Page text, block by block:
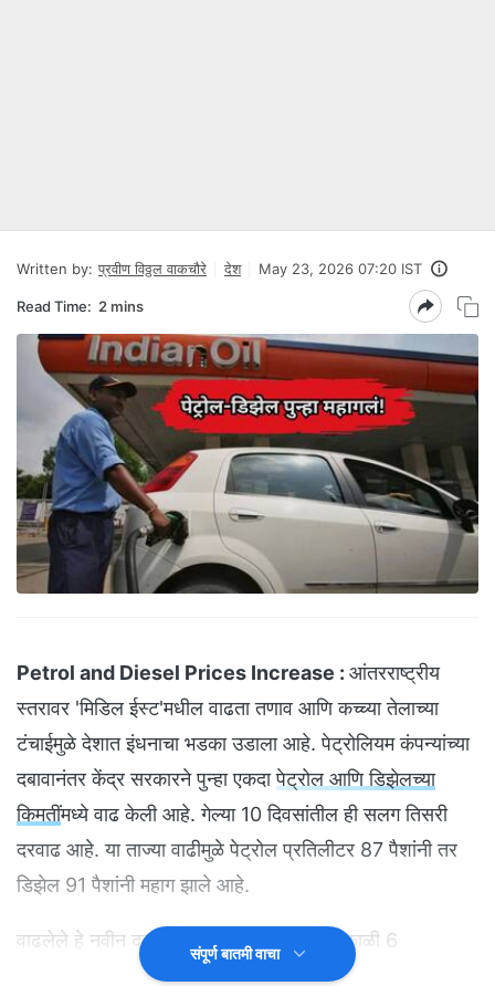
Written by: प्रवीण विठ्ठल वाकचौरे देश May 23, 2026 07:20 IST
Read Time: 2 mins
Petrol and Diesel Prices Increase : आंतरराष्ट्रीय
स्तरावर 'मिडिल ईस्ट'मधील वाढता तणाव आणि कच्च्या तेलाच्या
टंचाईमुळे देशात इंधनाचा भडका उडाला आहे. पेट्रोलियम कंपन्यांच्या
दबावानंतर केंद्र सरकारने पुन्हा एकदापेट्रोल आणि डिझेलच्या
किमतींमध्ये वाढ केली आहे. गेल्या 10 दिवसांतील ही सलग तिसरी
दरवाढ आहे. या ताज्या वाढीमुळे पेट्रोल प्रतिलीटर 87 पैशांनी तर
डिझेल 91 पैशांनी महाग झाले आहे.
वाढलेले हे नवीन दर आज 23 मे 2026 रोजी सकाळी 6
वाजल्यापासून देशभरात लागू करण्यात आले आहेत. या दरवाढीमुळे
संपूर्ण बातमी वाचा